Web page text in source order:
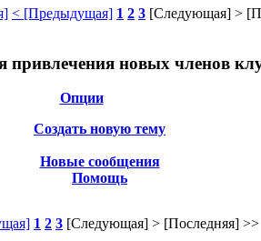
< [Предыдущая] 1 2 3 [Следующая] >
привлечения новых членов
Опции
Создать новую тему
Новые сообщения
Помощь
1 2 3 [Следующая] > [Последняя] >>